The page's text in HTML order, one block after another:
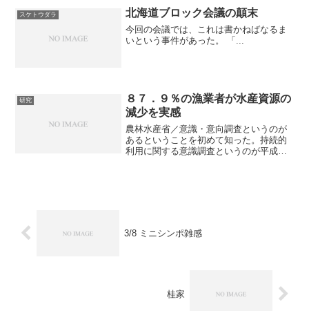
スケトウダラ 北海道ブロック会議の顛末
今回の会議では、これは書かねばなるま
いという事件があった。 「...
研究
８７．９％の漁業者が水産資源の
減少を実感
農林水産省／意識・意向調査というのが
あるということを初めて知った。持続的
利用に関する意識調査というのが平成２
3/8 ミニシンポ雑感
桂家